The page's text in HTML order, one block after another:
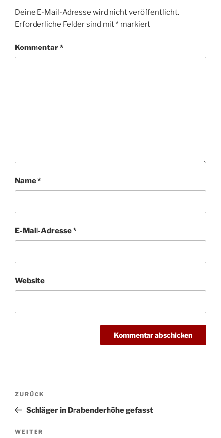
Deine E-Mail-Adresse wird nicht veröffentlicht.
Erforderliche Felder sind mit* markiert
Kommentar*
Name*
E-Mail-Adresse*
Website
Beitragsnavigation
Vorheriger
Beitrag
ZURÜCK
Schläger in Drabenderhöhe gefasst
Nächster
WEITER